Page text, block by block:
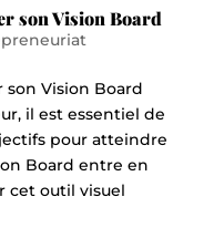
son Vision Board
Vision Board
il est essentiel de
pour atteindre
Board entre en
cet outil visuel